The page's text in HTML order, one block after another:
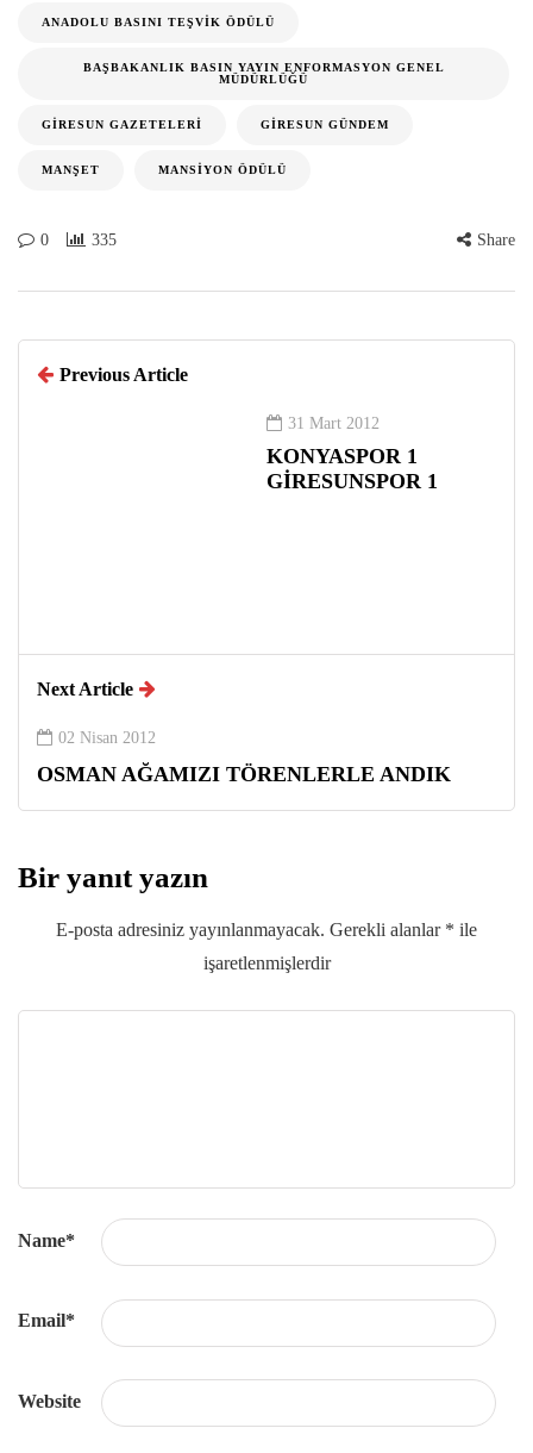
ANADOLU BASINI TEŞVIK ÖDÜLÜ
BAŞBAKANLIK BASIN YAYIN ENFORMASYON GENEL
MÜDÜRLÜĞÜ
GIRESUN GAZETELERI GIRESUN GÜNDEM
MANŞET MANSIYON ÖDÜLÜ
0 335 Share
Previous Article
31 Mart 2012
KONYASPOR 1
GİRESUNSPOR 1
Next Article
02 Nisan 2012
OSMAN AĞAMIZI TÖRENLERLE ANDIK
Bir yanıt yazın
E-posta adresiniz yayınlanmayacak. Gerekli alanlar * ile
işaretlenmişlerdir
Name*
Email*
Website